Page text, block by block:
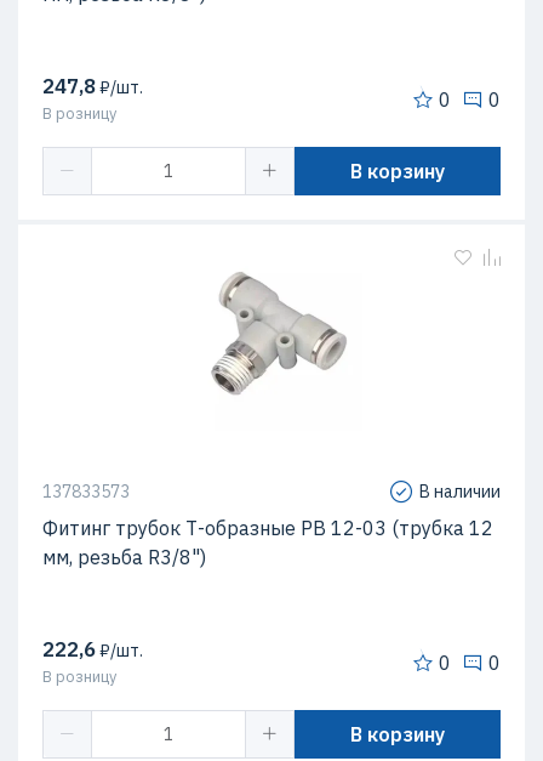
247,8₽/шт.
В розницу
0 0
В корзину
137833573 В наличии
Фитинг трубок Т-образные PB 12-03 (трубка 12
мм, резьба R3/8")
222,6₽/шт.
В розницу
0 0
В корзину